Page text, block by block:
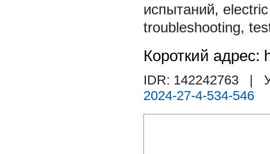
испытаний,
troubleshooting,
Короткий адрес:
IDR: 142242763
|
2024-27-4-534-546